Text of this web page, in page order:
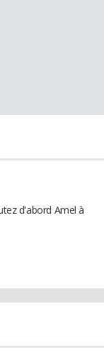
d'abord Amel à